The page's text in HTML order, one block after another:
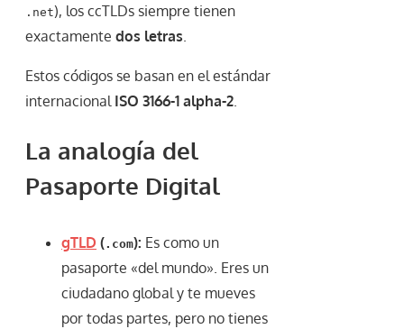
.net), los ccTLDs siempre tienen
exactamente dos letras
Estos códigos se basan en el estándar
internacional ISO 3166-1 alpha-2
La analogía del
Pasaporte Digital
gTLD (.com): Es como un
pasaporte «del mundo». Eres un
ciudadano global y te mueves
por todas partes, pero no tienes